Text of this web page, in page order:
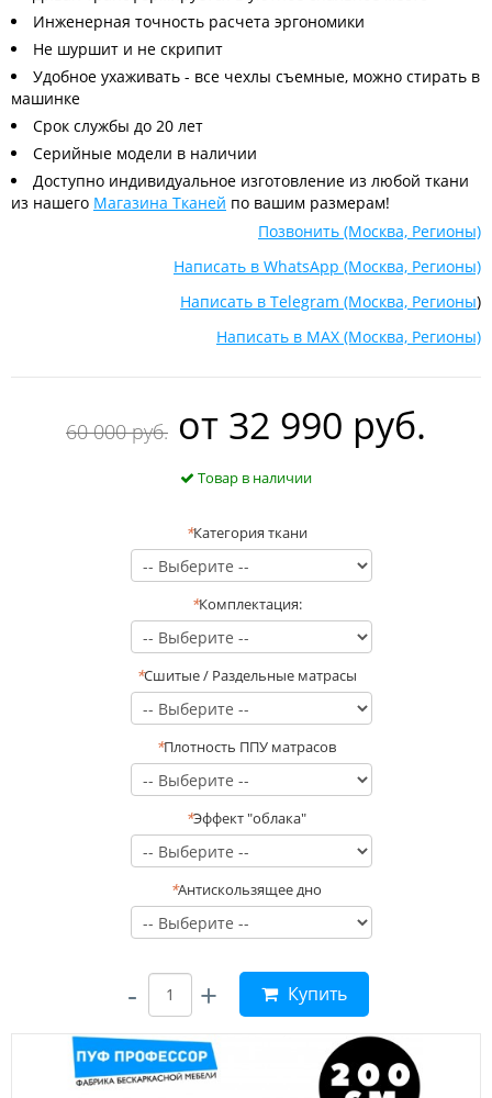
Инженерная точность расчета эргономики
Не шуршит и не скрипит
Удобное ухаживать - все чехлы съемные, можно стирать в
машинке
Срок службы до 20 лет
Серийные модели в наличии
Доступно индивидуальное изготовление из любой ткани
из нашего Магазина Тканей по вашим размерам!
Позвонить (Москва, Регионы)
Написать в WhatsApp (Москва, Регионы)
Написать в Telegram (Москва, Регионы)
Написать в MAX (Москва, Регионы)
60 000 руб. oт 32 990 руб.
Товар в наличии
*Категория ткани
*Комплектация:
*Сшитые / Раздельные матрасы
*Плотность ППУ матрасов
*Эффект "облака"
*Антискользящее дно
- + Купить